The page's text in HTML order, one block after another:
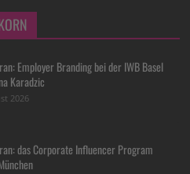
Employer Branding bei der IWB Basel
Karadzic
2026
das Corporate Influencer Program